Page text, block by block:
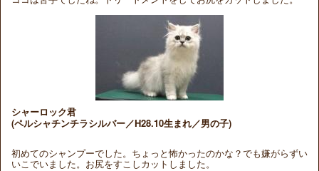
シャーロック君
(ペルシャチンチラシルバー／H28.10生まれ／男の子)
初めてのシャンプーでした。ちょっと怖かったのかな？でも嫌がらずい
いこでいました。お尻をすこしカットしました。